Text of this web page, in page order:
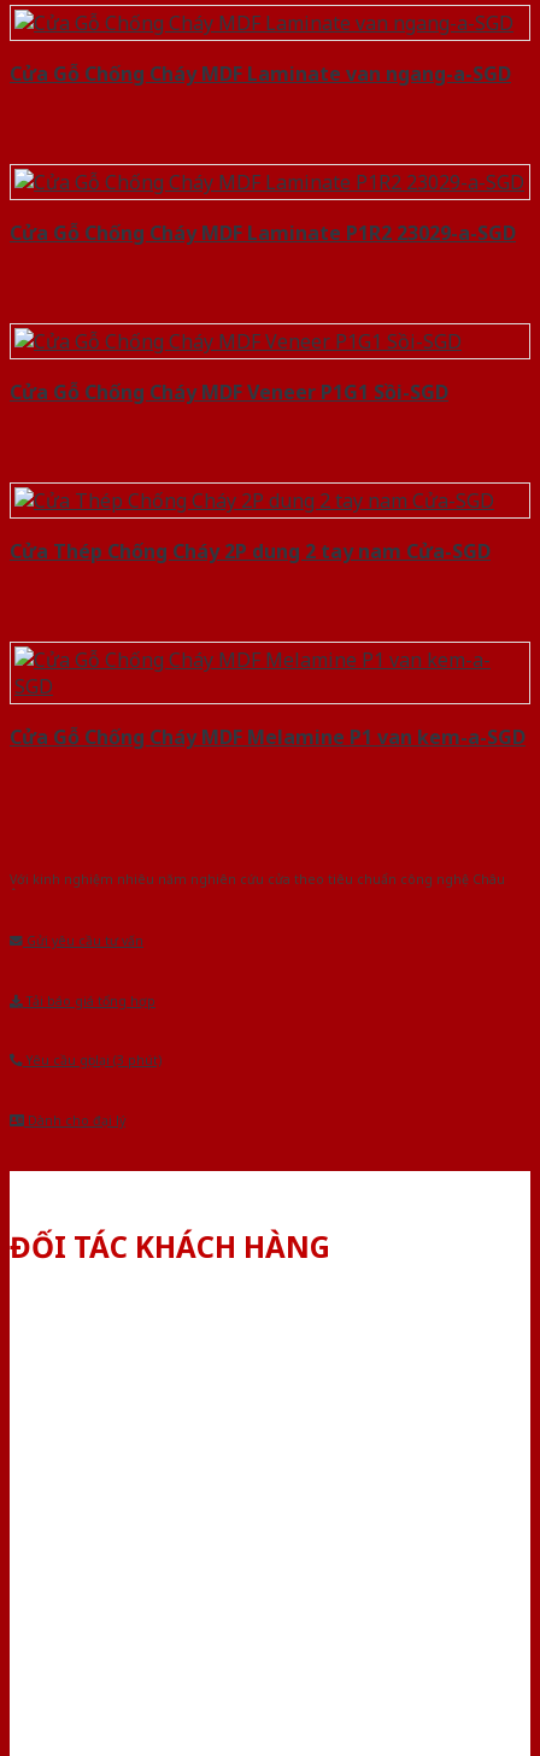
Cửa Gỗ Chống Cháy MDF Laminate van ngang-a-SGD
Cửa Gỗ Chống Cháy MDF Laminate P1R2 23029-a-SGD
Cửa Gỗ Chống Cháy MDF Veneer P1G1 Sồi-SGD
Cửa Thép Chống Cháy 2P dung 2 tay nam Cửa-SGD
Cửa Gỗ Chống Cháy MDF Melamine P1 van kem-a-SGD
Với kinh nghiệm nhiêu năm nghiên cứu cửa theo tiêu chuẩn công nghệ Châu
Âu.Chúng tôi tự tin là nhà sản xuất & cung cấp hàng đầu tại Việt Nam!
Gửi yêu cầu tư vấn
Tải báo giá tổng hợp
Yêu cầu gọi lại (3 phút)
Dành cho đại lý
ĐỐI TÁC KHÁCH HÀNG